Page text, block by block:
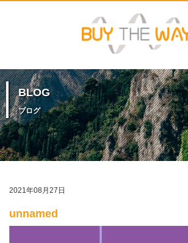
BLOG
ブログ
2021年08月27日
unnamed